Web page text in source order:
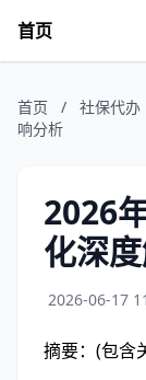
首页
首页 / 社保代办
响分析
2026
化深
2026-06-17
摘要：(包含